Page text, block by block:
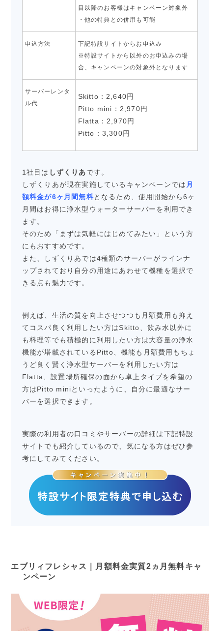
目以降のお客様はキャンペーン対象外
・他の特典との併用も可能
申込方法
下記特設サイトからお申込み
※特設サイトから以外のお申込みの場
合、キャンペーンの対象外となります
サーバーレンタ
ル代
Skitto：2,640円
Pitto mini：2,970円
Flatta：2,970円
Pitto：3,300円
1社目は しずくりあです。
しずくりあが現在実施しているキャンペーンでは 月
額料金が6ヶ月間無料となるため、使用開始から6ヶ
月間はお得に浄水型ウォーターサーバーを利用でき
ます。
そのため「まずは気軽にはじめてみたい」という方
にもおすすめです。
また、しずくりあでは4種類のサーバーがラインナ
ップされており自分の用途にあわせて機種を選択で
きる点も魅力です。
例えば、生活の質を向上させつつも月額費用も抑え
てコスパ良く利用したい方はSkitto、飲み水以外に
も料理等でも積極的に利用したい方は大容量の浄水
機能が塔載されているPitto、機能も月額費用もちょ
うど良く賢く浄水型サーバーを利用したい方は
Flatta、設置場所確保の面から卓上タイプを希望の
方はPitto miniといったように、自分に最適なサー
バーを選択できます。
実際の利用者の口コミやサーバーの詳細は下記特設
サイトでも紹介しているので、気になる方はぜひ参
考にしてみてください。
エブリィフレシャス｜月額料金実質2ヵ月無料キャ
ンペーン